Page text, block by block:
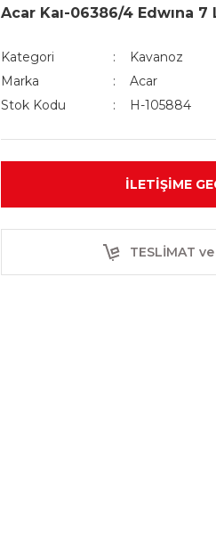
Acar Kaı-06386/4 Edwına 7
Kategori
Kavanoz
Marka
Acar
Stok Kodu
H-105884
İLETIŞIME
TESLİMAT